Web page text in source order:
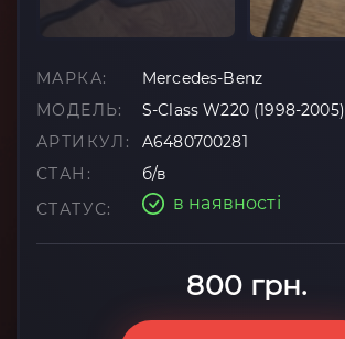
МАРКА:
Mercedes-Benz
МОДЕЛЬ:
S-Class W220 (1998-2005)
АРТИКУЛ:
A6480700281
СТАН:
б/в
СТАТУС:
в наявності
800 грн.